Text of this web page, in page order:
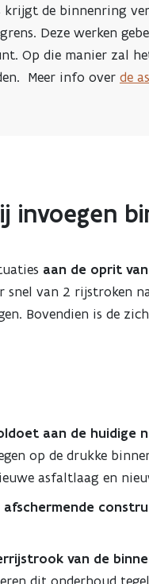
krijgt de binnenring
Deze werken
Op die manier zal
Meer info over de
invoegen
aan de oprit
snel van 2 rijstroken
Bovendien is de
aan de huidige
op de drukke
asfaltlaag en
afschermende
van de